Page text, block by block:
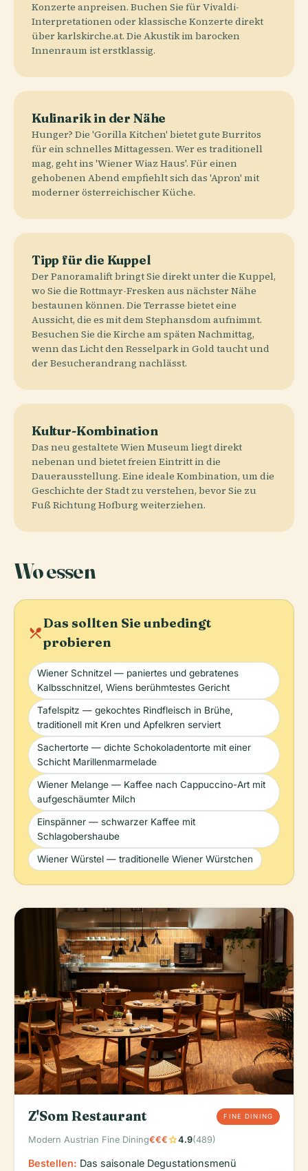
Konzerte anpreisen. Buchen Sie für Vivaldi-
Interpretationen oder klassische Konzerte direkt
über karlskirche.at. Die Akustik im barocken
Innenraum ist erstklassig.
Kulinarik in der Nähe
Hunger? Die 'Gorilla Kitchen' bietet gute Burritos
für ein schnelles Mittagessen. Wer es traditionell
mag, geht ins 'Wiener Wiaz Haus'. Für einen
gehobenen Abend empfiehlt sich das 'Apron' mit
moderner österreichischer Küche.
Tipp für die Kuppel
Der Panoramalift bringt Sie direkt unter die Kuppel,
wo Sie die Rottmayr-Fresken aus nächster Nähe
bestaunen können. Die Terrasse bietet eine
Aussicht, die es mit dem Stephansdom aufnimmt.
Besuchen Sie die Kirche am späten Nachmittag,
wenn das Licht den Resselpark in Gold taucht und
der Besucherandrang nachlässt.
Kultur-Kombination
Das neu gestaltete Wien Museum liegt direkt
nebenan und bietet freien Eintritt in die
Dauerausstellung. Eine ideale Kombination, um die
Geschichte der Stadt zu verstehen, bevor Sie zu
Fuß Richtung Hofburg weiterziehen.
Wo essen
local_dining
Das sollten Sie unbedingt
probieren
Wiener Schnitzel — paniertes und gebratenes
Kalbsschnitzel, Wiens berühmtestes Gericht
Tafelspitz — gekochtes Rindfleisch in Brühe,
traditionell mit Kren und Apfelkren serviert
Sachertorte — dichte Schokoladentorte mit einer
Schicht Marillenmarmelade
Wiener Melange — Kaffee nach Cappuccino-Art mit
aufgeschäumter Milch
Einspänner — schwarzer Kaffee mit
Schlagobershaube
Wiener Würstel — traditionelle Wiener Würstchen
Z'Som Restaurant FINE DINING
Modern Austrian Fine Dining€€€star4.9(489)
Bestellen: Das saisonale Degustationsmenü